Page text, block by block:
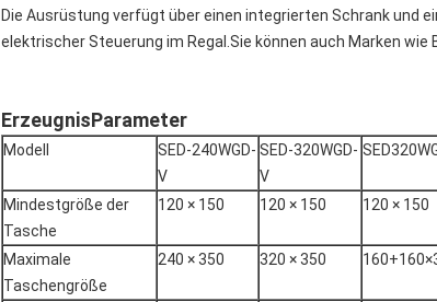
Die Ausrüstung verfügt über einen integrierten Schrank und
elektrischer Steuerung im Regal.Sie können auch Marken wie
ErzeugnisParameter
Modell
SED-240WGD-
V
SED-320WGD-
V
Mindestgröße der
Tasche
120 × 150 120 × 150 120 × 150
Maximale
Taschengröße
240 × 350 320 × 350